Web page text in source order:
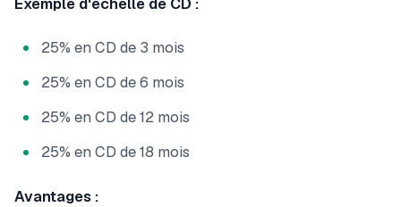
25% en CD de 3 mois
25% en CD de 6 mois
25% en CD de 12 mois
25% en CD de 18 mois
Avantages :